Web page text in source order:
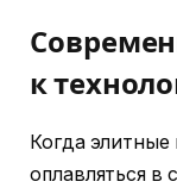
к
Когда
оплавляться в